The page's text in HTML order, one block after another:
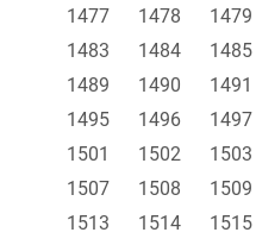
1477
1478 1479
1483
1484 1485
1489
1490 1491
1495
1496 1497
1501
1502 1503
1507
1508 1509
1513
1514 1515